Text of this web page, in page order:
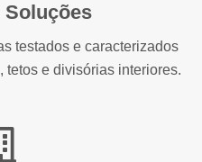
Soluções
testados e caracterizados
tetos e divisórias interiores.